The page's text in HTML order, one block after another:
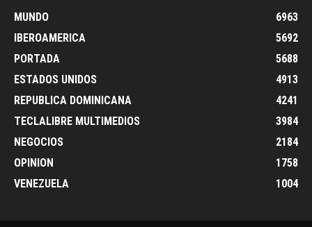
MUNDO
6963
IBEROAMERICA
5692
PORTADA
5688
ESTADOS UNIDOS
4913
REPUBLICA DOMINICANA
4241
TECLALIBRE MULTIMEDIOS
3984
NEGOCIOS
2184
OPINION
1758
VENEZUELA
1004